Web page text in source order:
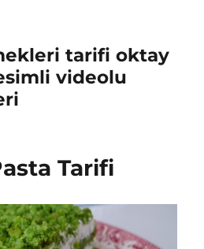
tarifi oktay
videolu
Tarifi